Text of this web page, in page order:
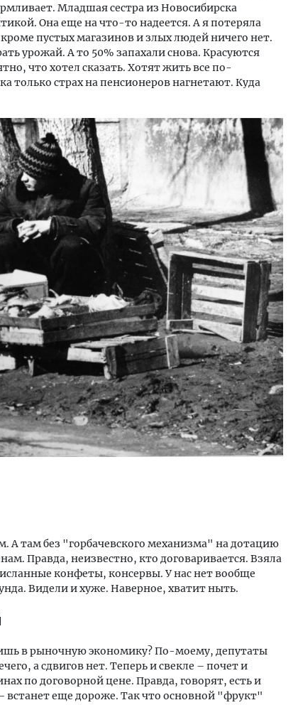
Младшая сестра из Новосибирска
Она еще на что-то надеется. А я потеряла
кроме пустых магазинов и злых людей ничего нет.
урожай. А то 50% запахали снова. Красуются
что хотел сказать. Хотят жить все по-
только страх на пенсионеров нагнетают. Куда
А там без "горбачевского механизма" на дотацию
Правда, неизвестно, кто договаривается. Взяла
конфеты, консервы. У нас нет вообще
Видели и хуже. Наверное, хватит ныть.
в рыночную экономику? По-моему, депутаты
а сдвигов нет. Теперь и свекле – почет и
по договорной цене. Правда, говорят, есть и
еще дороже. Так что основной "фрукт"